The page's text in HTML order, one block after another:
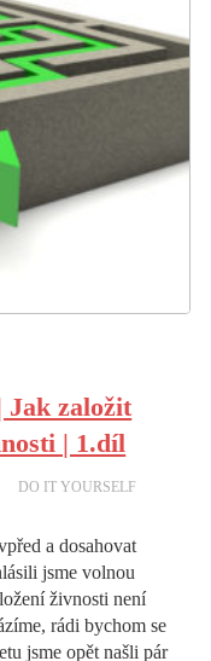
Jak založit
| 1.díl
DO IT YOURSELF
a dosahovat
jsme volnou
živnosti není
rádi bychom se
jsme opět našli pár